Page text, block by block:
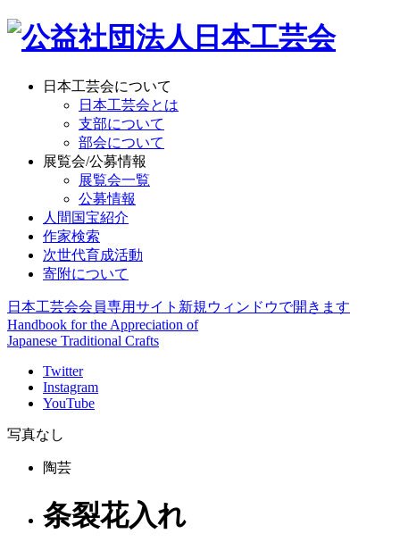
日本工芸会について
日本工芸会とは
支部について
部会について
展覧会/公募情報
展覧会一覧
公募情報
人間国宝紹介
作家検索
次世代育成活動
寄附について
日本工芸会会員専用サイト 新規ウィンドウで開きます
Handbook for the Appreciation of
Japanese Traditional Crafts
Twitter
Instagram
YouTube
写真なし
陶芸
条裂花入れ